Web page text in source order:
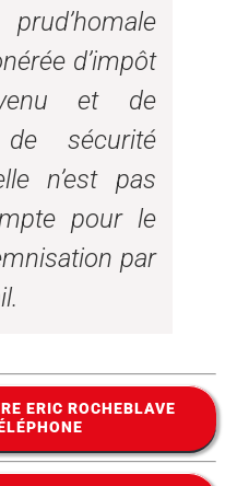
d’impôt
et de
de sécurité
n’est pas
pour le
par
ERIC ROCHEBLAVE